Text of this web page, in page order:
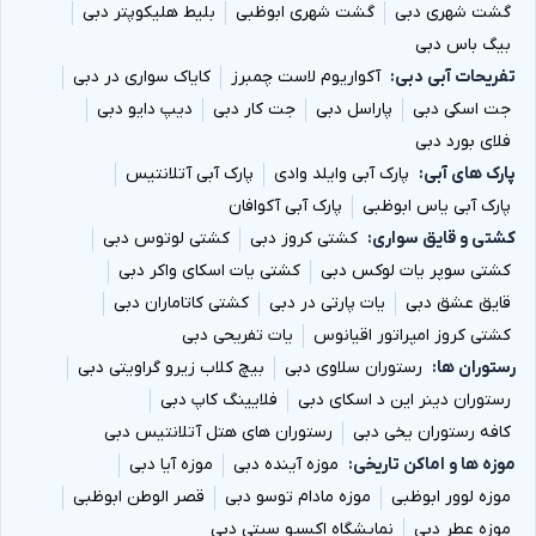
گذرنامه معتبر
باشد.
دریافت ویزای دبی، که معمولاً از طریق آژانس
مسافرتی و در قالب تور تهیه می‌شود.
بلیط پرواز
بلیط پرواز رفت و برگشت به دبی.
عکس پرسنلی:
تعدادی عکس ۴×۳ جدید برای ثبت‌نام و
مدارک مربوط به ویزا.
بیمه مسافرتی:داشتن بیمه مسافرتی برای پوشش
احتمالی حوادث و مشکلات پزشکی در سفر.
کپی شناسنامه و کارت ملی:
برای موارد شناسایی و تأمین
امنیت سفر.
گشت شهری دبی
گشت شهری ابوظبی
بلیط هلیکوپتر دبی
بیگ باس دبی
تفریحات آبی دبی
آکواریوم لاست چمبرز
کایاک سواری در دبی
جت اسکی دبی
پاراسل دبی جت کار دبی
دیپ دایو دبی
فلای بورد دبی
پارک های آبی
پارک آبی وایلد وادی
پارک آبی آتلانتیس
پارک آبی یاس ابوظبی
پارک آبی آکوافان
کشتی و قایق سواری
کشتی کروز دبی
کشتی لوتوس دبی
کشتی سوپر یات لوکس دبی
کشتی یات اسکای واکر دبی
قایق عشق دبی
یات پارتی در دبی
کشتی کاتاماران دبی
کشتی کروز امپراتور اقیانوس
یات تفریحی دبی
رستوران ها
رستوران سلاوی دبی
بیچ کلاب زیرو گراویتی دبی
رستوران دینر این د اسکای دبی
فلایینگ کاپ دبی
کافه رستوران یخی دبی
رستوران های هتل آتلانتیس دبی
موزه ها و اماکن تاریخی
موزه آینده دبی
موزه آیا دبی
موزه لوور ابوظبی
موزه مادام توسو دبی
قصر الوطن ابوظبی
موزه عطر دبی
نمایشگاه اکسپو سیتی دبی